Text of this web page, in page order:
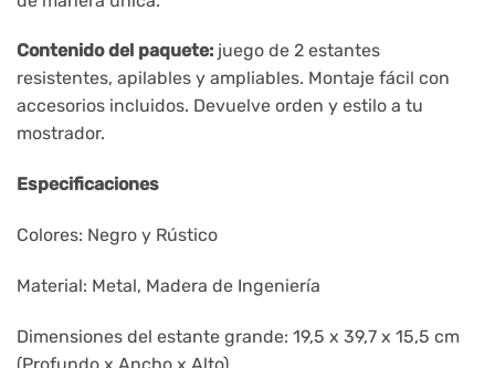
Contenido del paquete: juego de 2 estantes
resistentes, apilables y ampliables. Montaje fácil con
accesorios incluidos. Devuelve orden y estilo a tu
mostrador.
Especificaciones
Colores: Negro y Rústico
Material: Metal, Madera de Ingeniería
Dimensiones del estante grande: 19,5 x 39,7 x 15,5 cm
(Profundo x Ancho x Alto)